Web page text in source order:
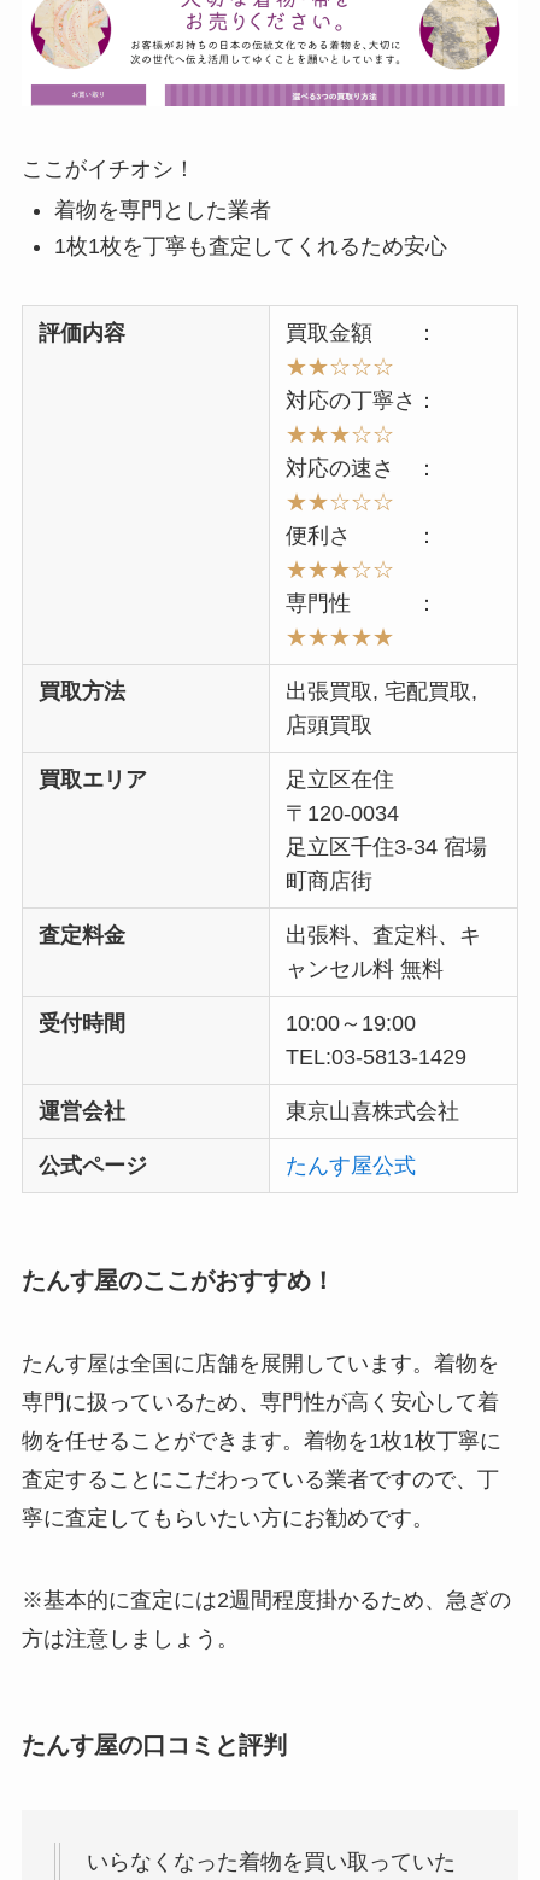
ここがイチオシ！
着物を専門とした業者
1枚1枚を丁寧も査定してくれるため安心
評価内容
買取金額 ：
★★☆☆☆
対応の丁寧さ：
★★★☆☆
対応の速さ ：
★★☆☆☆
便利さ ：
★★★☆☆
専門性 ：
★★★★★
買取方法
出張買取, 宅配買取,
店頭買取
買取エリア
足立区在住
〒120-0034
足立区千住3-34 宿場
町商店街
査定料金
出張料、査定料、キ
ャンセル料 無料
受付時間
10:00～19:00
TEL:03-5813-1429
運営会社 東京山喜株式会社
公式ページ たんす屋公式
たんす屋のここがおすすめ！
たんす屋は全国に店舗を展開しています。着物を
専門に扱っているため、専門性が高く安心して着
物を任せることができます。着物を1枚1枚丁寧に
査定することにこだわっている業者ですので、丁
寧に査定してもらいたい方にお勧めです。
※基本的に査定には2週間程度掛かるため、急ぎの
方は注意しましょう。
たんす屋の口コミと評判
いらなくなった着物を買い取っていた